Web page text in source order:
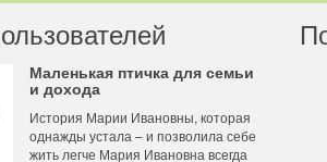
Маленькая птичка для семьи
и дохода
История Марии Ивановны, которая
однажды устала – и позволила себе
жить легче Мария Ивановна всегда